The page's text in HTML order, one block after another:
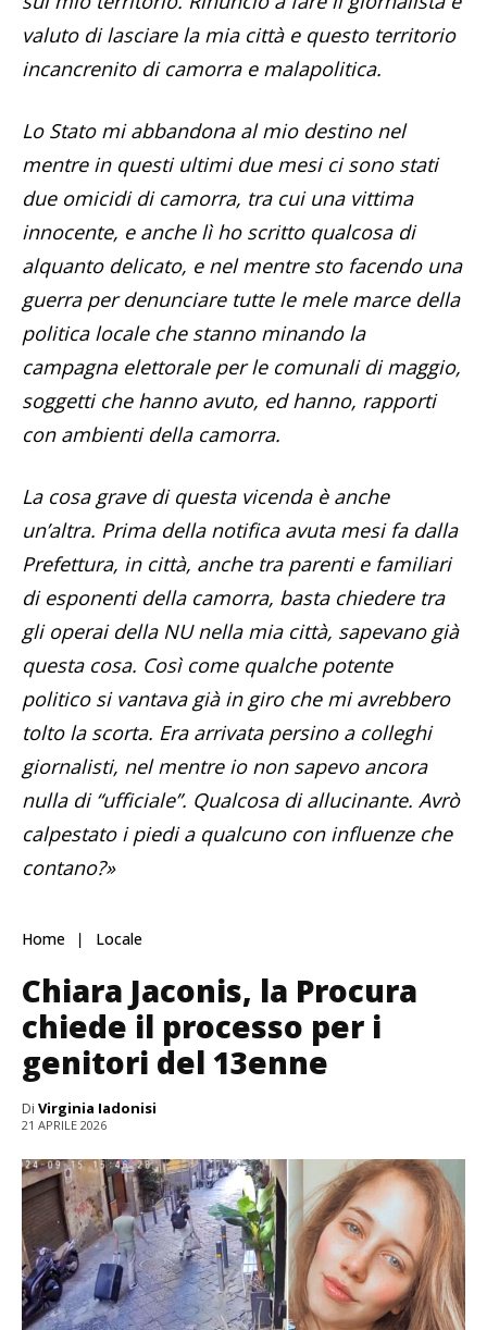
valuto di lasciare la mia città e questo territorio
incancrenito di camorra e malapolitica.
Lo Stato mi abbandona al mio destino nel
mentre in questi ultimi due mesi ci sono stati
due omicidi di camorra, tra cui una vittima
innocente, e anche lì ho scritto qualcosa di
alquanto delicato, e nel mentre sto facendo una
guerra per denunciare tutte le mele marce della
politica locale che stanno minando la
campagna elettorale per le comunali di maggio,
soggetti che hanno avuto, ed hanno, rapporti
con ambienti della camorra.
La cosa grave di questa vicenda è anche
un’altra. Prima della notifica avuta mesi fa dalla
Prefettura, in città, anche tra parenti e familiari
di esponenti della camorra, basta chiedere tra
gli operai della NU nella mia città, sapevano già
questa cosa. Così come qualche potente
politico si vantava già in giro che mi avrebbero
tolto la scorta. Era arrivata persino a colleghi
giornalisti, nel mentre io non sapevo ancora
nulla di “ufficiale”. Qualcosa di allucinante. Avrò
calpestato i piedi a qualcuno con influenze che
contano?»
Home Locale
Chiara Jaconis, la Procura
chiede il processo per i
genitori del 13enne
Di Virginia Iadonisi
21 APRILE 2026